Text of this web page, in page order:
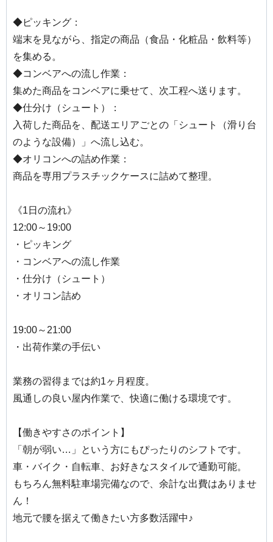
◆ピッキング：
端末を見ながら、指定の商品（食品・化粧品・飲料等）
を集める。
◆コンベアへの流し作業：
集めた商品をコンベアに乗せて、次工程へ送ります。
◆仕分け（シュート）：
入荷した商品を、配送エリアごとの「シュート（滑り台
のような設備）」へ流し込む。
◆オリコンへの詰め作業：
商品を専用プラスチックケースに詰めて整理。
《1日の流れ》
12:00～19:00
・ピッキング
・コンベアへの流し作業
・仕分け（シュート）
・オリコン詰め
19:00～21:00
・出荷作業の手伝い
業務の習得までは約1ヶ月程度。
風通しの良い屋内作業で、快適に働ける環境です。
【働きやすさのポイント】
「朝が弱い…」という方にもぴったりのシフトです。
車・バイク・自転車、お好きなスタイルで通勤可能。
もちろん無料駐車場完備なので、余計な出費はありませ
ん！
地元で腰を据えて働きたい方多数活躍中♪